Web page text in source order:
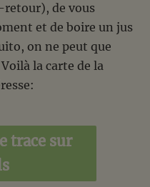
de vous
et de boire un jus
on ne peut que
la carte de la
trace sur